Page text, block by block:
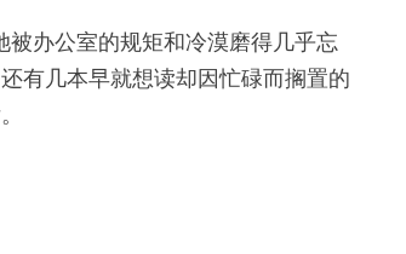
被办公室的规矩和冷漠磨得几乎忘
有几本早就想读却因忙碌而搁置的